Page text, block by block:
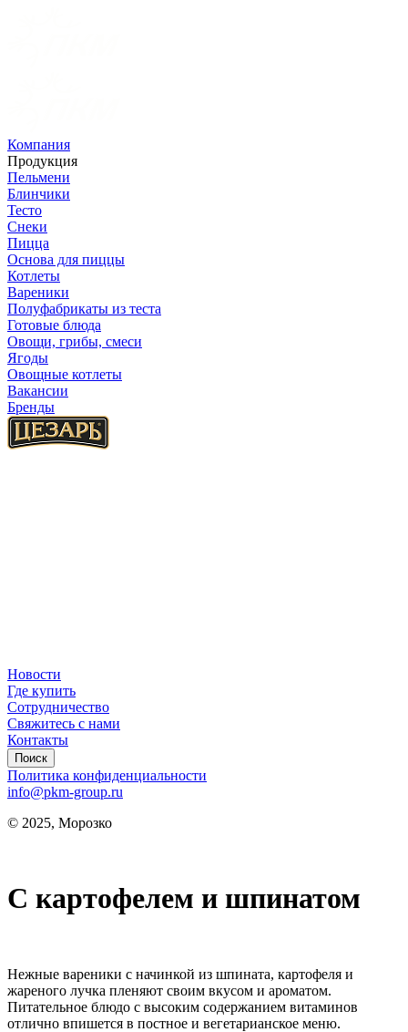
Компания
Продукция
Пельмени
Блинчики
Тесто
Снеки
Пицца
Основа для пиццы
Котлеты
Вареники
Полуфабрикаты из теста
Готовые блюда
Овощи, грибы, смеси
Ягоды
Овощные котлеты
Вакансии
Бренды
Новости
Где купить
Сотрудничество
Свяжитесь с нами
Контакты
Поиск
Политика конфиденциальности
info@pkm-group.ru
© 2025, Морозко
С картофелем и шпинатом
Нежные вареники с начинкой из шпината, картофеля и
жареного лучка пленяют своим вкусом и ароматом.
Питательное блюдо с высоким содержанием витаминов
отлично впишется в постное и вегетарианское меню.